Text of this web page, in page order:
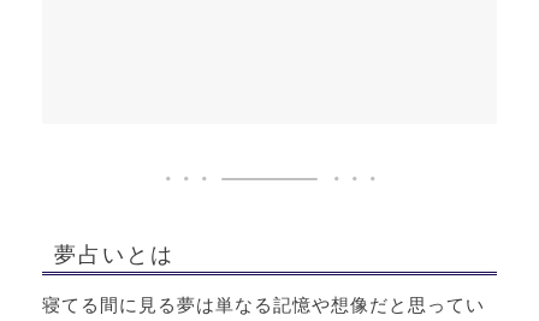
夢占いとは
寝てる間に見る夢は単なる記憶や想像だと思ってい